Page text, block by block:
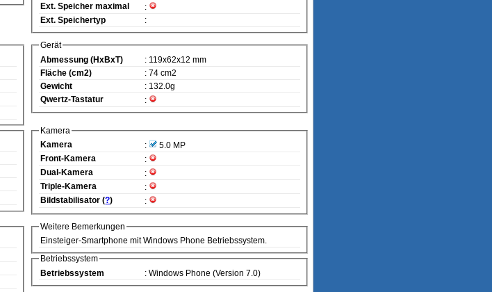
Ext. Speicher maximal
:
Ext. Speichertyp
:
Gerät
Abmessung (HxBxT)
: 119x62x12 mm
Fläche (cm2)
: 74 cm2
Gewicht
: 132.0g
Qwertz-Tastatur
:
Kamera
Kamera
:
5.0 MP
Front-Kamera
:
Dual-Kamera
:
Triple-Kamera
:
Bildstabilisator (?) :
Weitere Bemerkungen
Einsteiger-Smartphone mit Windows Phone Betriebssystem.
Betriebssystem
Betriebssystem
: Windows Phone (Version 7.0)